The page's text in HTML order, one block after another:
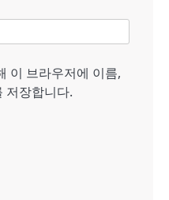
이 브라우저에 이름,
저장합니다.